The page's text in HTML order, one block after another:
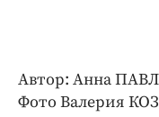
Автор: Анна
Фото Валерия